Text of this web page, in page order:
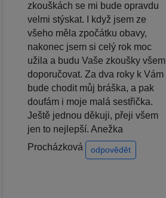
zkouškách se mi bude opravdu
velmi stýskat. I když jsem ze
všeho měla zpočátku obavy,
nakonec jsem si celý rok moc
užila a budu Vaše zkoušky všem
doporučovat. Za dva roky k Vám
bude chodit můj bráška, a pak
doufám i moje malá sestřička.
Ještě jednou děkuji, přeji všem
jen to nejlepší. Anežka
Procházková
odpovědět